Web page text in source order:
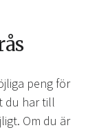
peng för
du har till
Om du är